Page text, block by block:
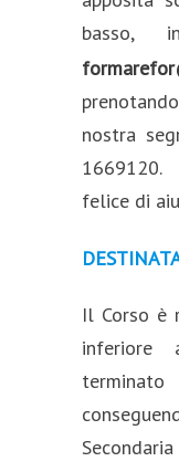
basso,
nostra
felice di
Il Corso